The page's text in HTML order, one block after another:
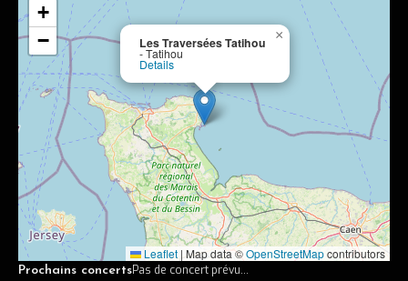
Ecouter
Spotify
Apple music
Concerts
Concerts passés
Vidéos
Discographie
Musiciens
Les Traversées Tatihou
- Tatihou
Details
×
+
−
Leaflet | Map data ©OpenStreetMapcontributors
Prochains concertsPas de concert prévu...